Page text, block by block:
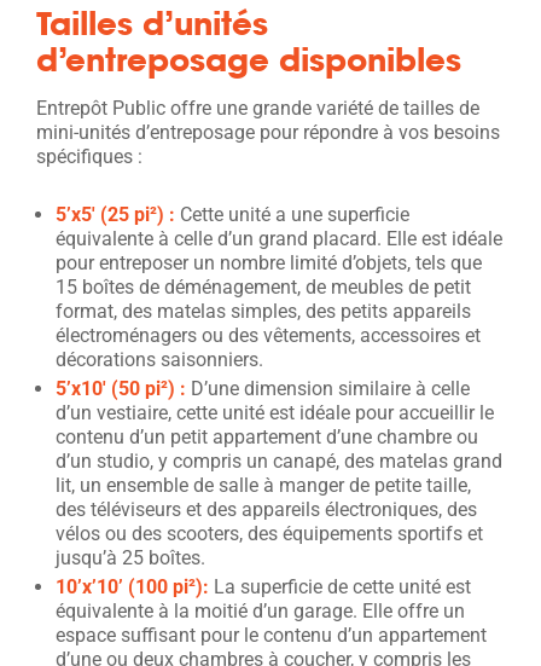
Tailles d’unités
d’entreposage disponibles
Entrepôt Public offre une grande variété de tailles de
mini-unités d’entreposage pour répondre à vos besoins
spécifiques :
5’x5′ (25 pi²) : Cette unité a une superficie
équivalente à celle d’un grand placard. Elle est idéale
pour entreposer un nombre limité d’objets, tels que
15 boîtes de déménagement, de meubles de petit
format, des matelas simples, des petits appareils
électroménagers ou des vêtements, accessoires et
décorations saisonniers.
5’x10′ (50 pi²) : D’une dimension similaire à celle
d’un vestiaire, cette unité est idéale pour accueillir le
contenu d’un petit appartement d’une chambre ou
d’un studio, y compris un canapé, des matelas grand
lit, un ensemble de salle à manger de petite taille,
des téléviseurs et des appareils électroniques, des
vélos ou des scooters, des équipements sportifs et
jusqu’à 25 boîtes.
10’x’10’ (100 pi²): La superficie de cette unité est
équivalente à la moitié d’un garage. Elle offre un
espace suffisant pour le contenu d’un appartement
d’une ou deux chambres à coucher, y compris les